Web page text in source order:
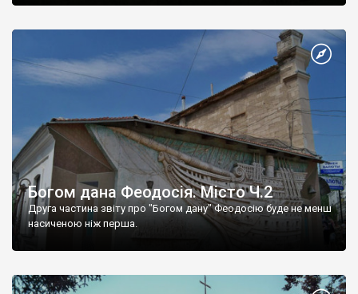
Богом дана Феодосія. Місто Ч.2
Друга частина звіту про "Богом дану" Феодосію буде не менш
насиченою ніж перша.